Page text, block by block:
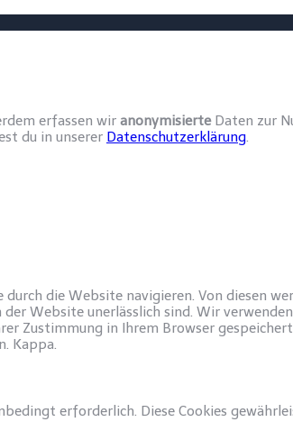
erfassen wir anonymisierteDaten zur
du in unserer Datenschutzerklärung.
die Website navigieren. Von diesen
Website unerlässlich sind. Wir
Zustimmung in Ihrem Browser
Kappa.
erforderlich. Diese Cookies